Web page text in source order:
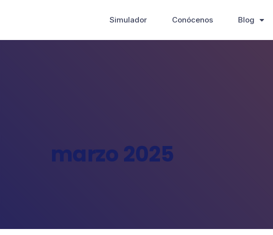
Simulador Conócenos Blog
marzo 2025